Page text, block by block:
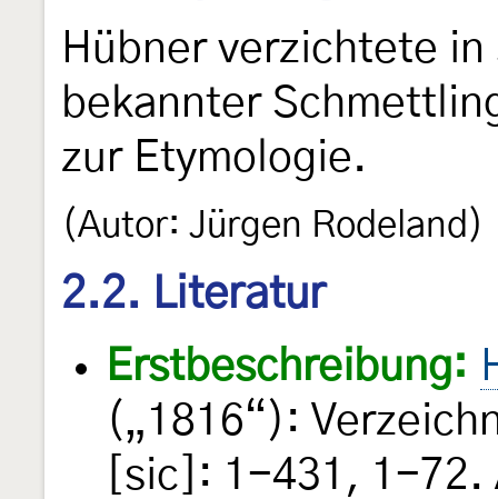
Hübner verzichtete
bekannter
zur Etymologie.
(Autor: Jürgen Rodeland)
2.2. Literatur
Erstbeschreibung:
(„1816“):
[sic]: 1-431, 1-72.